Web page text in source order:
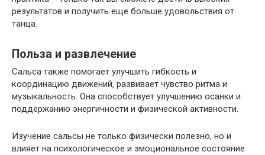
результатов и получить еще больше удовольствия от
танца.
Польза и развлечение
Сальса также помогает улучшить гибкость и
координацию движений, развивает чувство ритма и
музыкальность. Она способствует улучшению осанки и
поддержанию энергичности и физической активности.
Изучение сальсы не только физически полезно, но и
влияет на психологическое и эмоциональное состояние